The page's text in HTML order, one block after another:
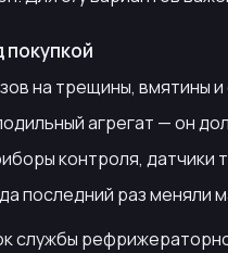
на трещины, вмятины
агрегат — он
контроля, датчики
последний раз меняли
службы